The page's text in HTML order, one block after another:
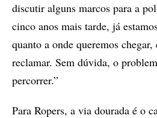
discutir alguns marcos para a
cinco anos mais tarde, já
quanto a onde queremos
reclamar. Sem dúvida, o
percorrer.”
Para Ropers, a via dourada é o